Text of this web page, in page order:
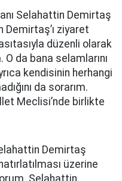
Selahattin Demirtaş
Demirtaş’ı ziyaret
düzenli olarak
O da bana selamlarını
kendisinin herhangi
da sorarım.
Meclisi’nde birlikte
Demirtaş
üzerine
Selahattin